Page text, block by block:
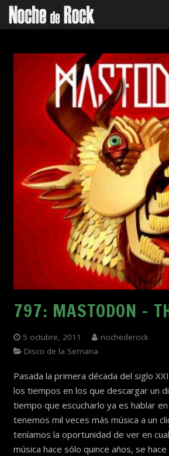
Acerca de
797: MASTODON –
5 octubre, 2011
nochederock
Disco de la Semana
Pasada la primera década del siglo
los tiempos en los que descargar un
tiempo que escucharlo ya es hablar
tenemos mil veces más música a un
teníamos la oportunidad de ver en
música hace sólo quince años, se